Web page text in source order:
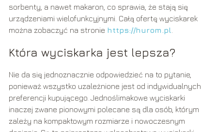
sorbenty, a nawet makaron, co sprawia, że stają się
urządzeniami wielofunkcyjnymi. Całą ofertę wyciskarek
można zobaczyć na stronie https://hurom.pl
Która wyciskarka jest lepsza?
Nie da się jednoznacznie odpowiedzieć na to pytanie,
ponieważ wszystko uzależnione jest od indywidualnych
preferencji kupującego. Jednoślimakowe wyciskarki
inaczej zwane pionowymi polecane są dla osób, którym
zależy na kompaktowym rozmiarze i nowoczesnym